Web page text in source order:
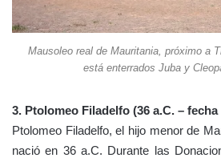
Mausoleo real de Mauritania, próximo a
está enterrados Juba y
3. Ptolomeo Filadelfo (36 a.C. –
Ptolomeo Filadelfo, el hijo menor de
nació en 36 a.C. Durante las